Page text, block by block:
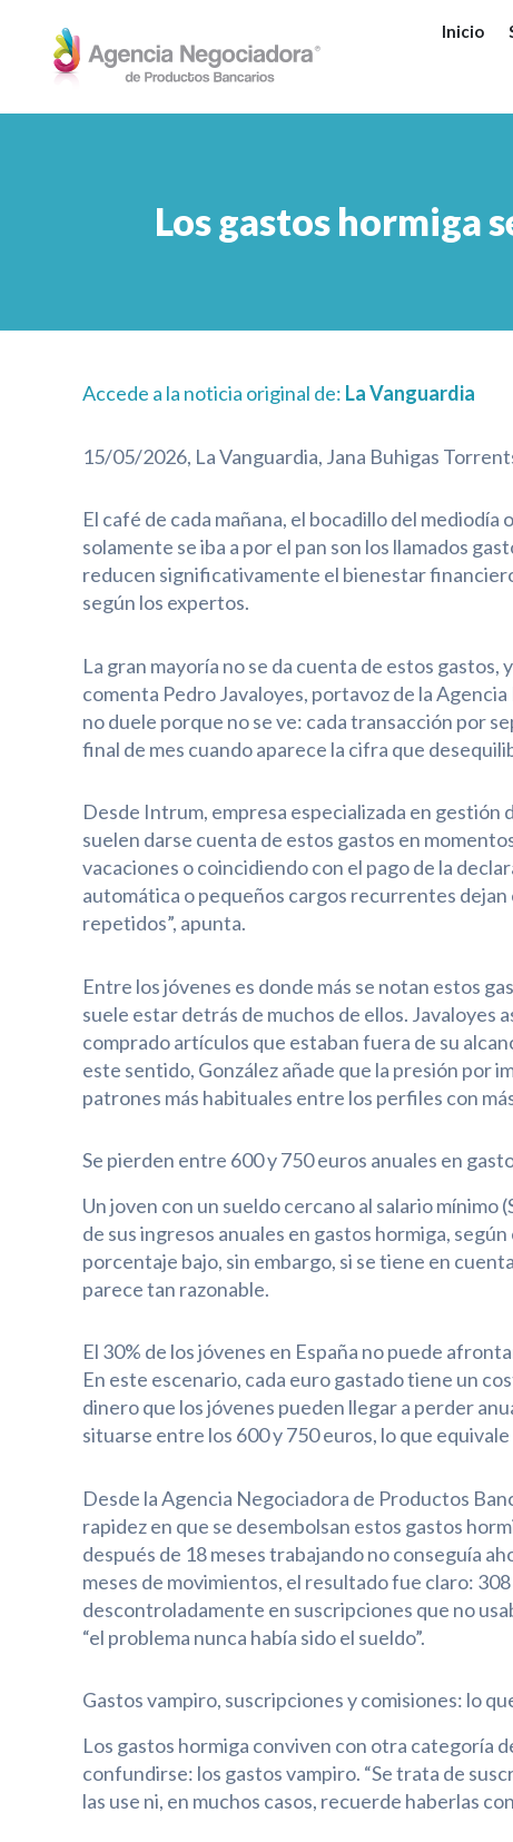
contenido
Inicio
Los gastos hormiga
Accede a la noticia original de: La Vanguardia
15/05/2026, La Vanguardia, Jana Buhigas
El café de cada mañana, el bocadillo del
solamente se iba a por el pan son los llamados
reducen significativamente el bienestar
según los expertos.
La gran mayoría no se da cuenta de estos
comenta Pedro Javaloyes, portavoz de la
no duele porque no se ve: cada transacción por
final de mes cuando aparece la cifra que
Desde Intrum, empresa especializada en
suelen darse cuenta de estos gastos en
vacaciones o coincidiendo con el pago de la
automática o pequeños cargos recurrentes dejan
repetidos”, apunta.
Entre los jóvenes es donde más se notan estos
suele estar detrás de muchos de ellos. Javaloyes
comprado artículos que estaban fuera de su
este sentido, González añade que la presión por
patrones más habituales entre los perfiles con
Se pierden entre 600 y 750 euros anuales en
Un joven con un sueldo cercano al salario
de sus ingresos anuales en gastos hormiga,
porcentaje bajo, sin embargo, si se tiene en
parece tan razonable.
El 30% de los jóvenes en España no puede
En este escenario, cada euro gastado tiene un
dinero que los jóvenes pueden llegar a perder
situarse entre los 600 y 750 euros, lo que
Desde la Agencia Negociadora de Productos
rapidez en que se desembolsan estos gastos
después de 18 meses trabajando no conseguía
meses de movimientos, el resultado fue claro:
descontroladamente en suscripciones que no
“el problema nunca había sido el sueldo”.
Gastos vampiro, suscripciones y comisiones: lo
Los gastos hormiga conviven con otra categoría
confundirse: los gastos vampiro. “Se trata de
las use ni, en muchos casos, recuerde haberlas